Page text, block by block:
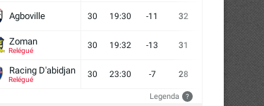
Agboville 30 19:30 -11 32
Zoman
Relégué
30 19:32 -13 31
Racing D'abidjan
Relégué
30 23:30 -7 28 10
Legenda ?